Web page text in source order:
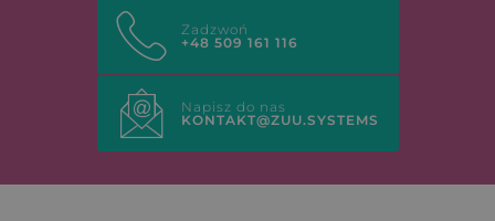
Zadzwoń
+48 509 161 116
Napisz do nas
KONTAKT@ZUU.SYSTEMS